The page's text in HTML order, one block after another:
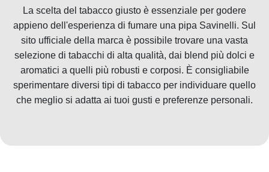
La scelta del tabacco giusto è essenziale per godere
appieno dell'esperienza di fumare una pipa Savinelli. Sul
sito ufficiale della marca è possibile trovare una vasta
selezione di tabacchi di alta qualità, dai blend più dolci e
aromatici a quelli più robusti e corposi. È consigliabile
sperimentare diversi tipi di tabacco per individuare quello
che meglio si adatta ai tuoi gusti e preferenze personali.